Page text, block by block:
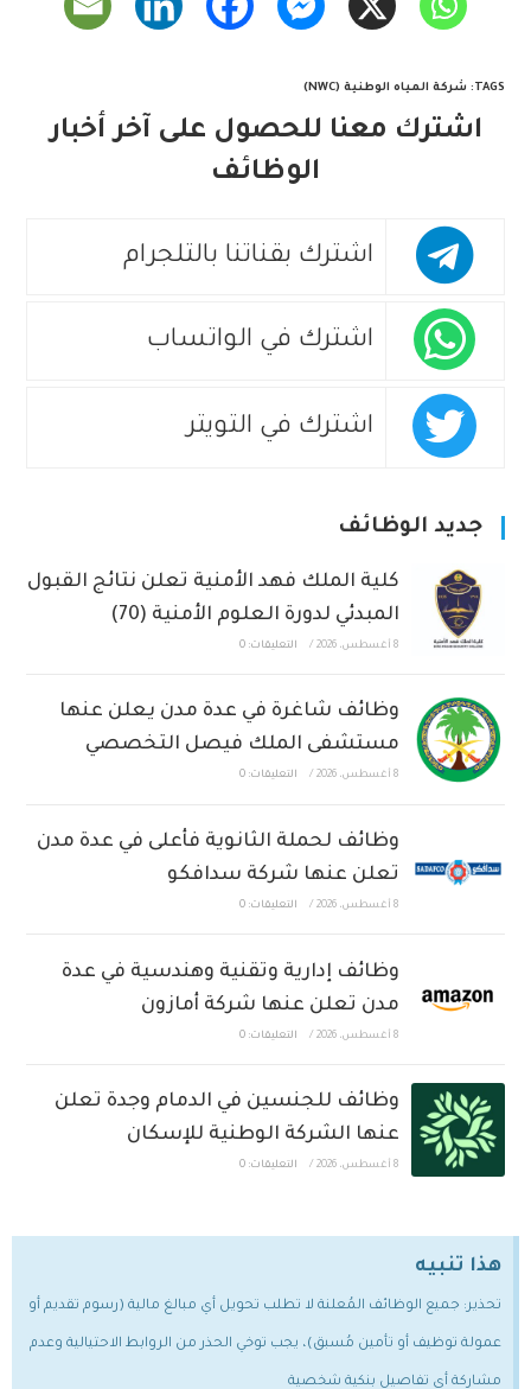
TAGS
: شركة المياه الوطنية (NWC)
اشترك معنا للحصول على آخر أخبار
الوظائف
اشترك بقناتنا بالتلجرام
اشترك في الواتساب
اشترك في التويتر
جديد الوظائف
كلية الملك فهد الأمنية تعلن نتائج القبول
المبدئي لدورة العلوم الأمنية (70)
8 أغسطس، 2026 / التعليقات: 0
وظائف شاغرة في عدة مدن يعلن عنها
مستشفى الملك فيصل التخصصي
8 أغسطس، 2026 / التعليقات: 0
وظائف لحملة الثانوية فأعلى في عدة مدن
تعلن عنها شركة سدافكو
8 أغسطس، 2026 / التعليقات: 0
وظائف إدارية وتقنية وهندسية في عدة
مدن تعلن عنها شركة أمازون
8 أغسطس، 2026 / التعليقات: 0
وظائف للجنسين في الدمام وجدة تعلن
عنها الشركة الوطنية للإسكان
8 أغسطس، 2026 / التعليقات: 0
هذا تنبيه
تحذير: جميع الوظائف المُعلنة لا تطلب تحويل أي مبالغ مالية (رسوم تقديم أو
عمولة توظيف أو تأمين مُسبق)، يجب توخي الحذر من الروابط الاحتيالية وعدم
مشاركة أي تفاصيل بنكية شخصية